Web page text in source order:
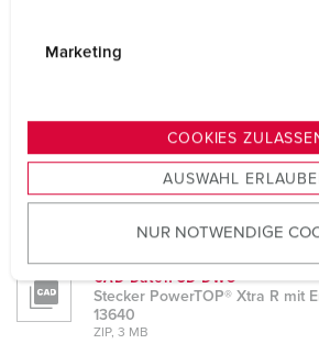
s
u
w
a
h
Marketing
COOKIES
AUSWAHL
NUR NOTWENDIGE
CAD-Daten STP
Stecker PowerTOP® Xtra R mit
ZIP, 3 MB
CAD-Daten 3D-DWG
Stecker PowerTOP® Xtra R mit
13640
ZIP, 3 MB